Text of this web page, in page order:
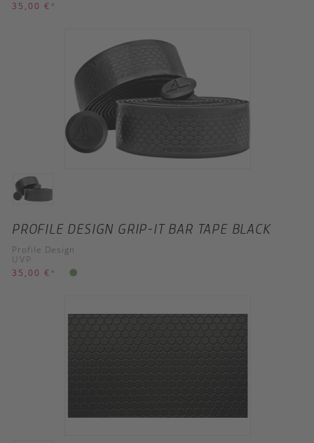
35,00 € *
PROFILE DESIGN GRIP-IT BAR TAPE BLACK
Profile Design
UVP
35,00 € *